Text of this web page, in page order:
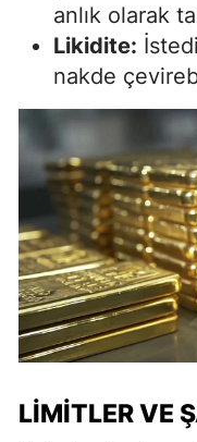
anlık olarak
Likidite:
nakde
LIMITLER VE